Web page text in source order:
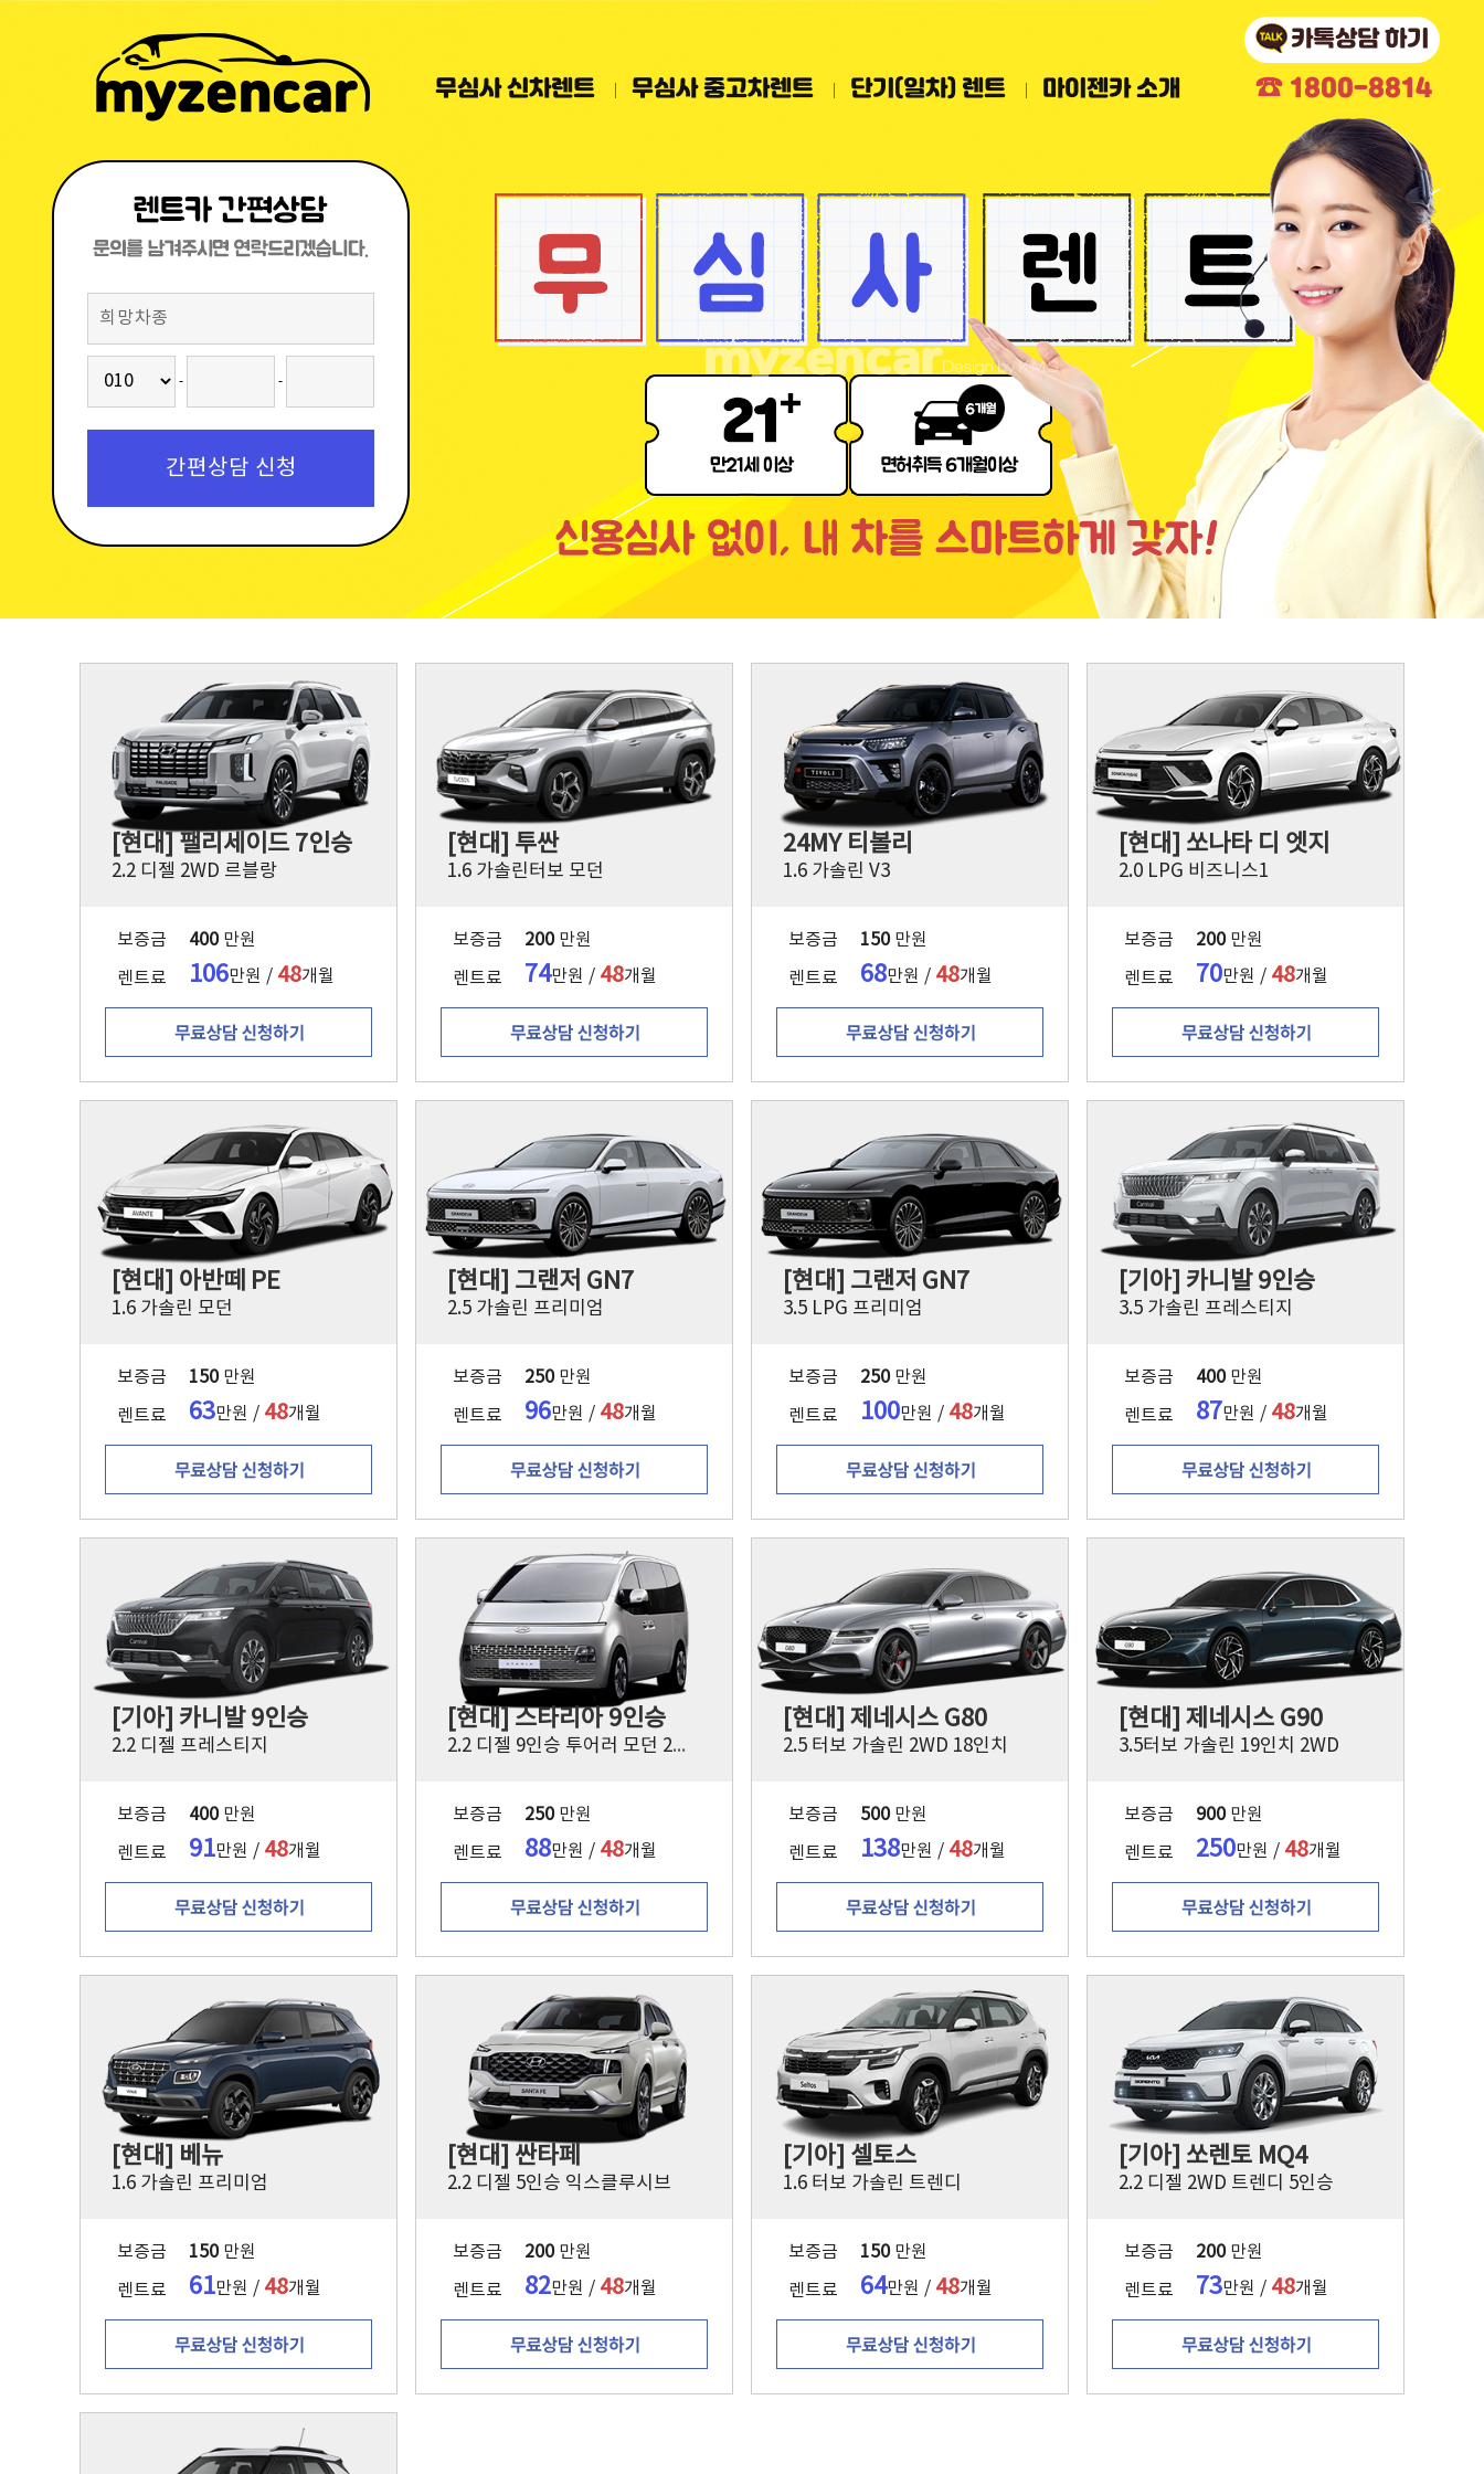
무심사 신차렌트 무심사 중고차렌트 단기(일차) 렌트 마이젠카 소개 ☎1800-8814
카톡상담 하기
- -
[현대] 팰리세이드 7인승
2.2 디젤 2WD 르블랑
보증금 400만원
렌트료
106만원 / 48개월
[현대] 투싼
1.6 가솔린터보 모던
보증금 200만원
렌트료
74만원 / 48개월
24MY 티볼리
1.6 가솔린 V3
보증금 150만원
렌트료
68만원 / 48개월
[현대] 쏘나타 디 엣지
2.0 LPG 비즈니스1
보증금 200만원
렌트료
70만원 / 48개월
[현대] 아반떼 PE
1.6 가솔린 모던
보증금 150만원
렌트료
63만원 / 48개월
[현대] 그랜저 GN7
2.5 가솔린 프리미엄
보증금 250만원
렌트료
96만원 / 48개월
[현대] 그랜저 GN7
3.5 LPG 프리미엄
보증금 250만원
렌트료
100만원 / 48개월
[기아] 카니발 9인승
3.5 가솔린 프레스티지
보증금 400만원
렌트료
87만원 / 48개월
[기아] 카니발 9인승
2.2 디젤 프레스티지
보증금 400만원
렌트료
91만원 / 48개월
[현대] 스타리아 9인승
2.2 디젤 9인승 투어러 모던 2WD
보증금 250만원
렌트료
88만원 / 48개월
[현대] 제네시스 G80
2.5 터보 가솔린 2WD 18인치
보증금 500만원
렌트료
138만원 / 48개월
[현대] 제네시스 G90
3.5터보 가솔린 19인치 2WD
보증금 900만원
렌트료
250만원 / 48개월
[현대] 베뉴
1.6 가솔린 프리미엄
보증금 150만원
렌트료
61만원 / 48개월
[현대] 싼타페
2.2 디젤 5인승 익스클루시브
보증금 200만원
렌트료
82만원 / 48개월
[기아] 셀토스
1.6 터보 가솔린 트렌디
보증금 150만원
렌트료
64만원 / 48개월
[기아] 쏘렌토 MQ4
2.2 디젤 2WD 트렌디 5인승
보증금 200만원
렌트료
73만원 / 48개월